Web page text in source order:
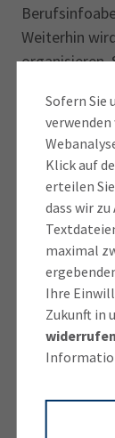
Sofern Sie
Klick auf
erteilen
dass wir
maximal
Ihre
Zukunft in
Weiterhin
organisieren.
sich an der
kümmern,
niert und
bietet.
Abläufe im
Laut Reno
Realschule,
Menschen
berufliche